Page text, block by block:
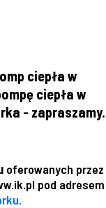
ciepła w
ciepła w
- zapraszamy.
oferowanych przez
pod adresem